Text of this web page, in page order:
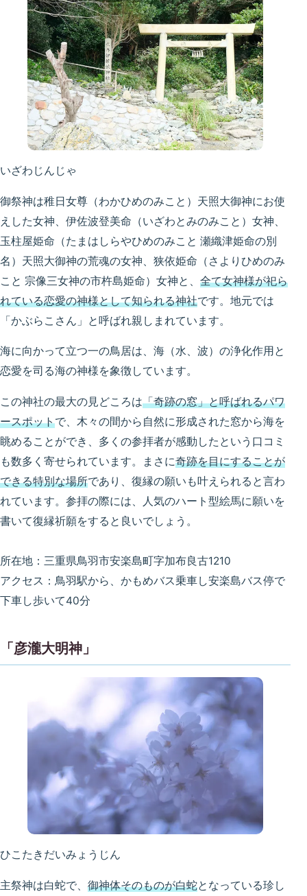
いざわじんじゃ
御祭神は稚日女尊（わかひめのみこと）天照大御神にお使
えした女神、伊佐波登美命（いざわとみのみこと）女神、
玉柱屋姫命（たまはしらやひめのみこと 瀬織津姫命の別
名）天照大御神の荒魂の女神、狭依姫命（さよりひめのみ
こと 宗像三女神の市杵島姫命）女神と、 全て女神様が祀ら
れている恋愛の神様として知られる神社です。地元では
「かぶらこさん」と呼ばれ親しまれています。
海に向かって立つ一の鳥居は、海（水、波）の浄化作用と
恋愛を司る海の神様を象徴しています。
この神社の最大の見どころは「奇跡の窓」と呼ばれるパワ
ースポットで、木々の間から自然に形成された窓から海を
眺めることができ、多くの参拝者が感動したという口コミ
も数多く寄せられています。まさに奇跡を目にすることが
できる特別な場所であり、復縁の願いも叶えられると言わ
れています。参拝の際には、人気のハート型絵馬に願いを
書いて復縁祈願をすると良いでしょう。
所在地：三重県鳥羽市安楽島町字加布良古1210
アクセス：鳥羽駅から、かもめバス乗車し安楽島バス停で
下車し歩いて40分
「彦瀧大明神」
ひこたきだいみょうじん
主祭神は白蛇で、 御神体そのものが白蛇となっている珍し